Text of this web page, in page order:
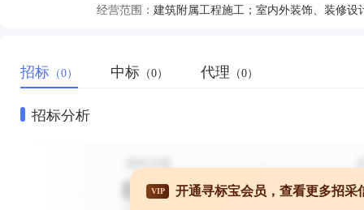
经营范围：
招标 （0） 中标 （0） 代理 （0）
招标分析
VIP 开通寻标宝会员，查看更多招采